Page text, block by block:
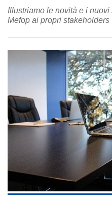
Illustriamo le novità e i
Mefop ai propri stakeholders